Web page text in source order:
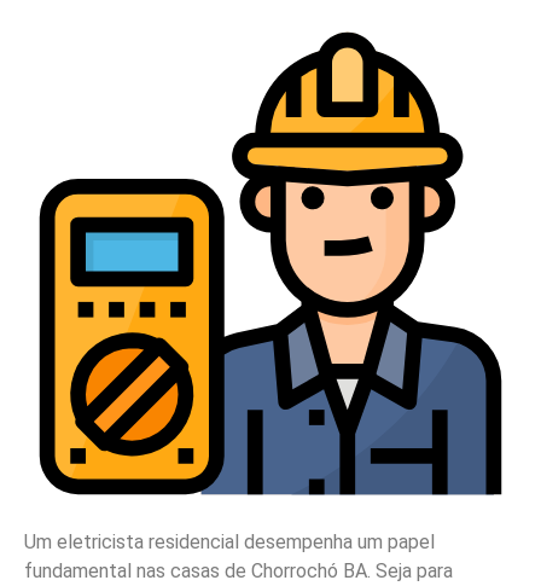
Um eletricista residencial desempenha um papel
fundamental nas casas de Chorrochó BA. Seja para